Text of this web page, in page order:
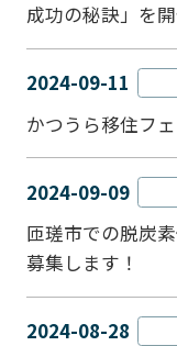
成功の秘訣」を
2024-09-11
かつうら移住フ
2024-09-09
匝瑳市での脱炭
募集します！
2024-08-28